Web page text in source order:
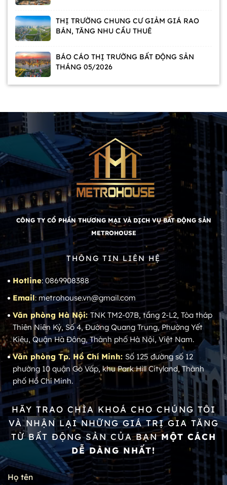
THỊ TRƯỜNG CHUNG CƯ GIẢM GIÁ RAO
BÁN, TĂNG NHU CẦU THUÊ
BÁO CÁO THỊ TRƯỜNG BẤT ĐỘNG SẢN
THÁNG 05/2026
CÔNG TY CỔ PHẦN THƯƠNG MẠI VÀ DỊCH VỤ BẤT ĐỘNG SẢN
METROHOUSE
THÔNG TIN LIÊN HỆ
Hotline: 0869908388
Email: metrohouse.vn@gmail.com
Văn phòng Hà Nội:TNK TM2-07B, tầng 2-L2, Tòa tháp
Thiên Niên Kỷ, Số 4, Đường Quang Trung, Phường Yết
Kiêu, Quận Hà Đông, Thành phố Hà Nội, Việt Nam.
Văn phòng Tp. Hồ Chí Minh: Số 125 đường số 12
phường 10 quận Gò Vấp, khu Park Hill Cityland, Thành
phố Hồ Chí Minh.
HÃY TRAO CHÌA KHOÁ CHO CHÚNG TÔI
VÀ NHẬN LẠI NHỮNG GIÁ TRỊ GIA TĂNG
TỪ BẤT ĐỘNG SẢN CỦA BẠN MỘT CÁCH
DỄ DÀNG NHẤT!